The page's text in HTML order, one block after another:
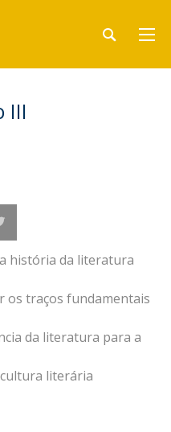
III
história da literatura
os traços fundamentais
da literatura para a
literária